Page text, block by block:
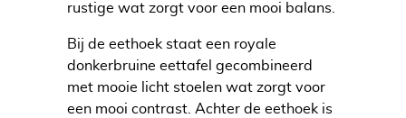
rustige wat zorgt voor een mooi balans.
Bij de eethoek staat een royale
donkerbruine eettafel gecombineerd
met mooie licht stoelen wat zorgt voor
een mooi contrast. Achter de eethoek is